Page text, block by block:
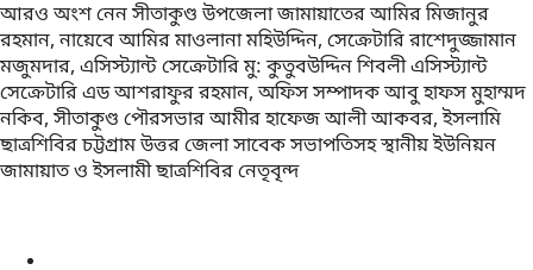
আরও অংশ নেন সীতাকুণ্ড উপজেলা জামায়াতের আমির মিজানুর
রহমান, নায়েবে আমির মাওলানা মহিউদ্দিন, সেক্রেটারি রাশেদুজ্জামান
মজুমদার, এসিস্ট্যান্ট সেক্রেটারি মু: কুতুবউদ্দিন শিবলী এসিস্ট্যান্ট
সেক্রেটারি এড আশরাফুর রহমান, অফিস সম্পাদক আবু হাফস মুহাম্মদ
নকিব, সীতাকুণ্ড পৌরসভার আমীর হাফেজ আলী আকবর, ইসলামি
ছাত্রশিবির চট্টগ্রাম উত্তর জেলা সাবেক সভাপতিসহ স্থানীয় ইউনিয়ন
জামায়াত ও ইসলামী ছাত্রশিবির নেতৃবৃন্দ